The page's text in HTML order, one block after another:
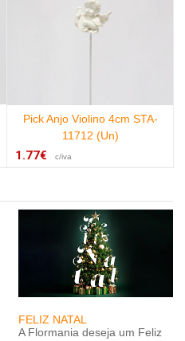
Pick Anjo Violino 4cm STA-
11712 (Un)
1.77€ c/iva
FELIZ NATAL
A Flormania deseja um Feliz